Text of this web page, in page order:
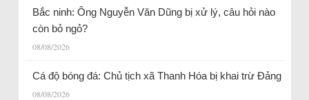
Bắc ninh: Ông Nguyễn Văn Dũng bị xử lý, câu hỏi nào
còn bỏ ngỏ?
08/08/2026
Cá độ bóng đá: Chủ tịch xã Thanh Hóa bị khai trừ Đảng
08/08/2026